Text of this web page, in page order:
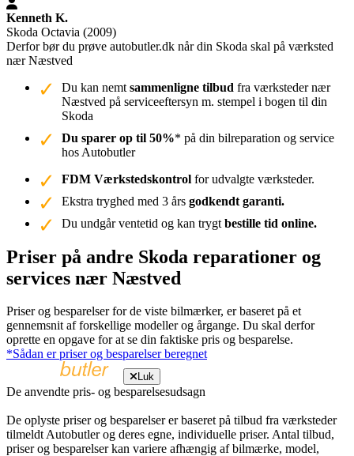
Kenneth K.
Skoda Octavia (2009)
Derfor bør du prøve autobutler.dk når din Skoda skal på værksted
nær Næstved
Du kan nemt sammenligne tilbud fra værksteder nær
Næstved på serviceeftersyn m. stempel i bogen til din
Skoda
Du sparer op til 50%* på din bilreparation og service
hos Autobutler
FDM Værkstedskontrol for udvalgte værksteder.
Ekstra tryghed med 3 års godkendt garanti.
Du undgår ventetid og kan trygt bestille tid online.
Priser på andre Skoda reparationer og
services nær Næstved
Priser og besparelser for de viste bilmærker, er baseret på et
gennemsnit af forskellige modeller og årgange. Du skal derfor
oprette en opgave for at se din faktiske pris og besparelse.
*Sådan er priser og besparelser beregnet
Luk
De anvendte pris- og besparelsesudsagn
De oplyste priser og besparelser er baseret på tilbud fra værksteder
tilmeldt Autobutler og deres egne, individuelle priser. Antal tilbud,
priser og besparelser kan variere afhængig af bilmærke, model,